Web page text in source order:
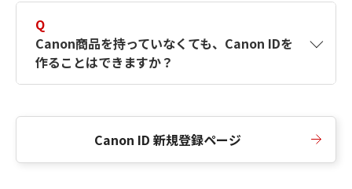
Q
Canon商品を持っていなくても、Canon IDを
作ることはできますか？
Canon ID 新規登録ページ